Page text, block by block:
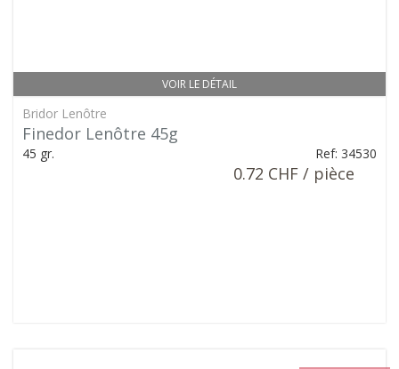
VOIR LE DÉTAIL
Bridor Lenôtre
Finedor Lenôtre 45g
45 gr. Ref: 34530
0.72 CHF / pièce